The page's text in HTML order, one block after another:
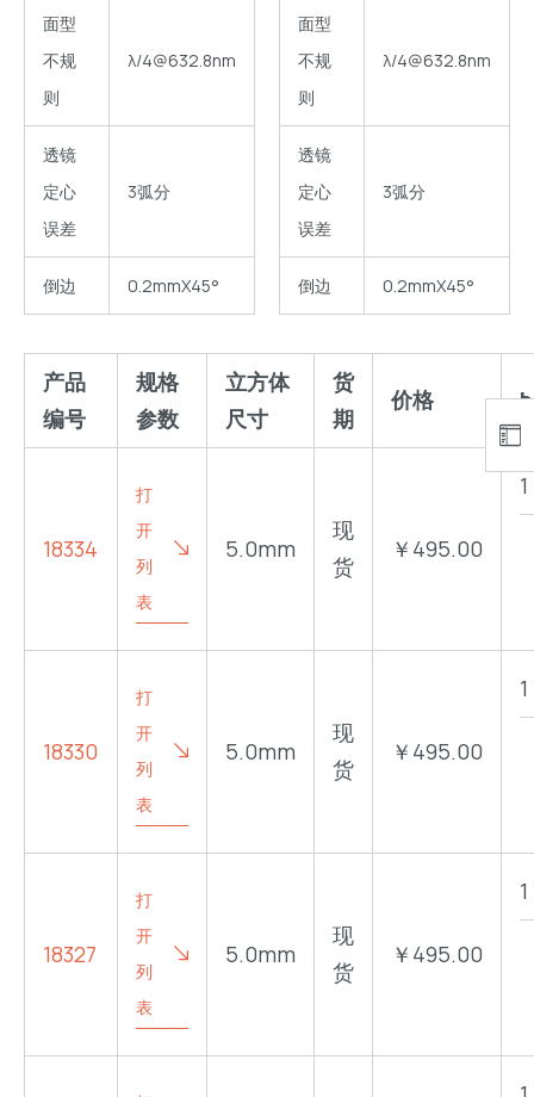
面型
不规
则
λ/4@632.8nm
透镜
定心
误差
3弧分
倒边 0.2mmX45°
面型
不规
则
λ/4@632.8nm
透镜
定心
误差
3弧分
倒边 0.2mmX45°
产品
编号
规格
参数
立方体
尺寸
货
期
价格
18334
打
开
列
表
5.0mm
现
货
￥495.00
18330
打
开
列
表
5.0mm
现
货
￥495.00
18327
打
开
列
表
5.0mm
现
货
￥495.00